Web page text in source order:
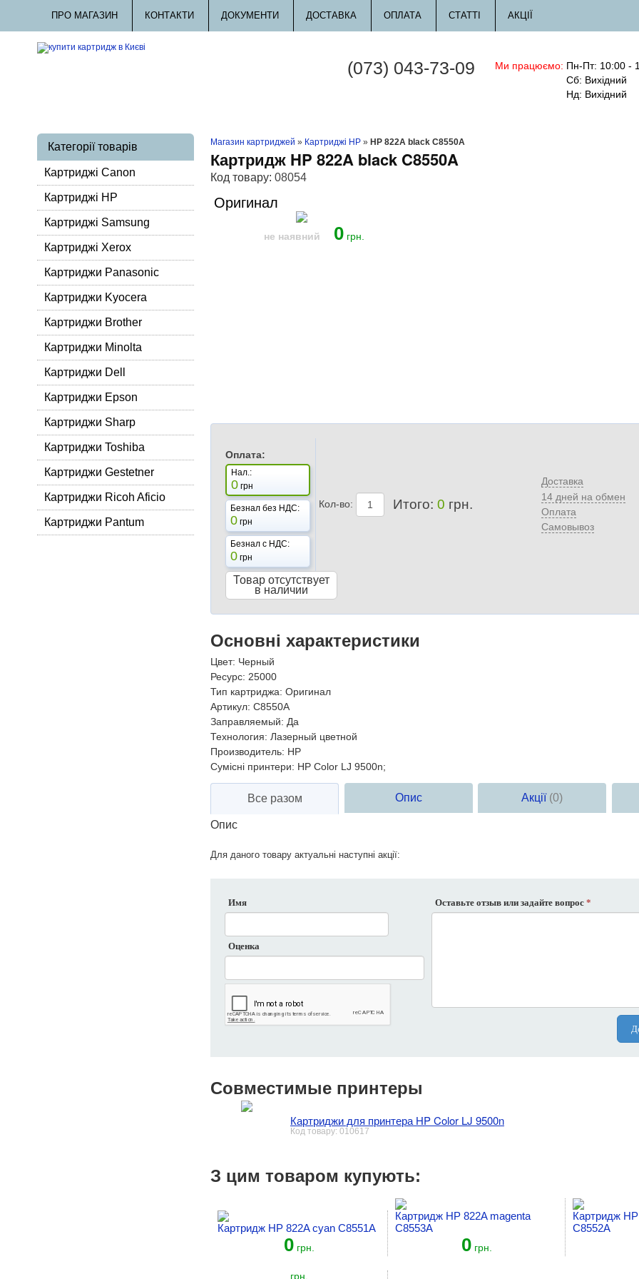
ПРО МАГАЗИН КОНТАКТИ ДОКУМЕНТИ ДОСТАВКА ОПЛАТА СТАТТІ АКЦІЇ
(073) 043-73-09 Ми працюємо: Пн-Пт: 10:00 -
Сб: Вихідний
Нд: Вихідний
Категорії товарів
Картриджі Canon
Картриджі HP
Картриджі Samsung
Картриджі Xerox
Картриджи Panasonic
Картриджи Kyocera
Картриджи Brother
Картриджи Minolta
Картриджи Dell
Картриджи Epson
Картриджи Sharp
Картриджи Toshiba
Картриджи Gestetner
Картриджи Ricoh Aficio
Картриджи Pantum
Магазин картриджей » Картриджі HP » HP 822A black C8550A
Картридж HP 822A black C8550A
Код товару: 08054
Оригинал
не наявний 0грн.
Оплата:
Нал.:
0 грн
Безнал без НДС:
0 грн
Безнал с НДС:
0 грн
Кол-во: Итого: 0 грн.
Доставка
14 дней на обмен
Оплата
Самовывоз
Товар отсутствует
в наличии
Основні характеристики
Цвет: Черный
Ресурс: 25000
Тип картриджа: Оригинал
Артикул: C8550A
Заправляемый: Да
Технология: Лазерный цветной
Производитель: HP
Сумісні принтери: HP Color LJ 9500n;
Все разом Опис Акції (0)
Опис
Для даного товару актуальні наступні акції:
Имя
Оценка
Оставьте отзыв или задайте вопрос *
Совместимые принтеры
Картриджи для принтера HP Color LJ 9500n
Код товару: 010617
З цим товаром купують:
Картридж HP 822A cyan C8551A
0грн.
Картридж HP 822A magenta
C8553A
0грн.
Картридж
C8552A
грн.